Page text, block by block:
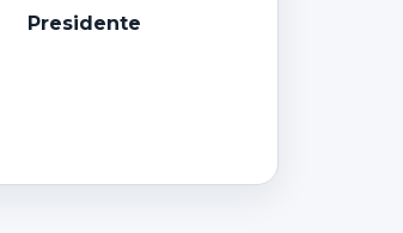
Presidente